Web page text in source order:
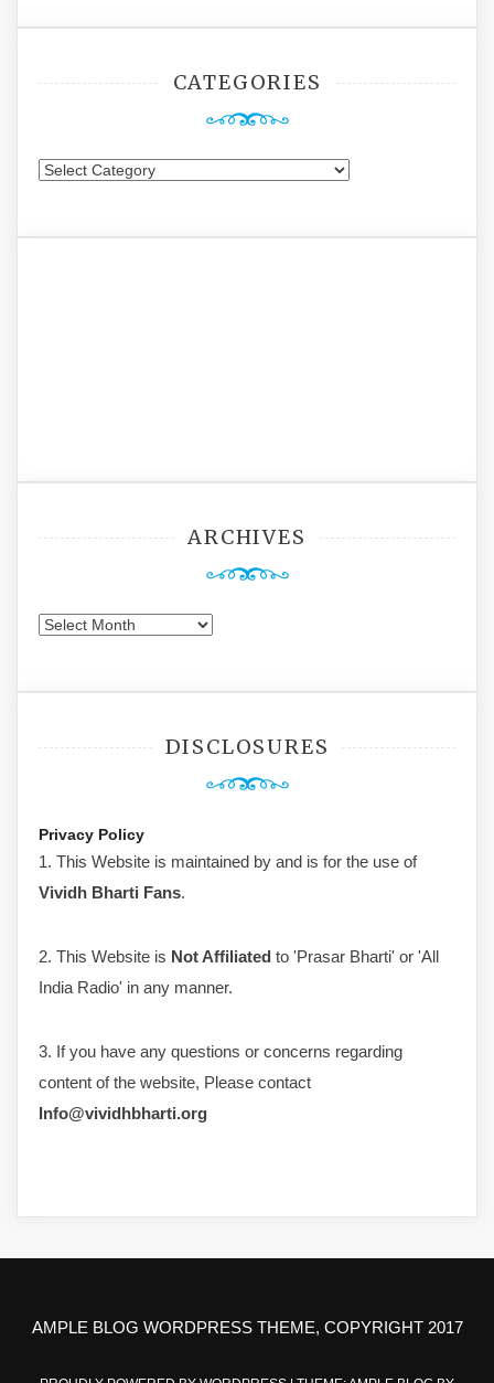
CATEGORIES
Categories
ARCHIVES
Archives
DISCLOSURES
Privacy Policy
1. This Website is maintained by and is for the use of
Vividh Bharti Fans.
2. This Website is Not Affiliated to 'Prasar Bharti' or 'All
India Radio' in any manner.
3. If you have any questions or concerns regarding
content of the website, Please contact
Info@vividhbharti.org
AMPLE BLOG WORDPRESS THEME, COPYRIGHT 2017